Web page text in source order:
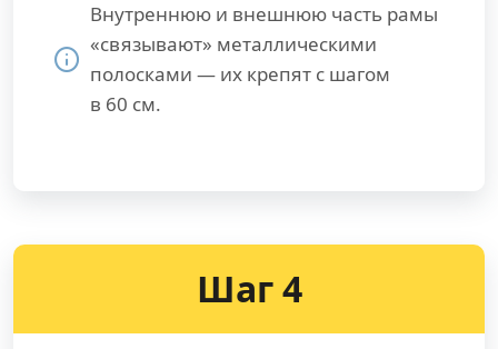
Внутреннюю и внешнюю часть рамы
«связывают» металлическими
полосками — их крепят с шагом
в 60 см.
Шаг 4